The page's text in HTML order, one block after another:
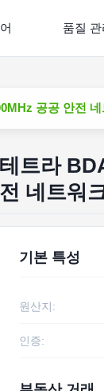
품질 관
공공 안전
테트라
전 네트워
기본 특성
원산지:
인증: